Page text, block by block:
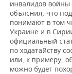
инвалидов
объяснил, что
понимают в том
Украине и в
официальный
по ходатайству
или, к примеру,
можно будет